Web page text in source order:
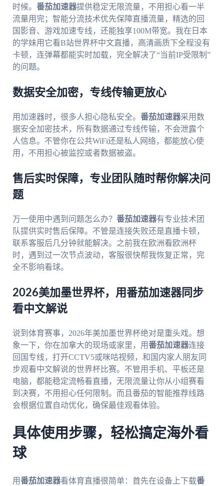
时候。 番茄加速器提供稳定无限流量，不用担心看一半
流量用完；智能分流技术优先保障直播流量，精选的回
国影音、游戏加速专线，还能独享100M带宽。我在日本
的学妹用它看B站世界杯中文直播，高清画质下全程没有
卡顿，连弹幕都能实时加载，完全解决了“当前IP受限制”
的问题。
数据安全加密，专线传输更放心
用加速器时，很多人担心隐私安全。 番茄加速器采用数
据安全加密技术，所有数据通过专线传输，不会泄露个
人信息。不管你在公共WiFi还是私人网络，都能放心使
用，不用担心被监控或者数据被盗。
售后实时保障，专业团队随时帮你解决问
题
万一使用中遇到问题怎么办？ 番茄加速器有专业技术团
队提供实时售后保障。不管是连接失败还是直播卡顿，
联系客服后几分钟就能解决。之前我在欧洲看欧洲杯
时，遇到过一次节点波动，客服很快帮我恢复正常，完
全不影响看球。
2026美加墨世界杯，用番茄加速器同步
看中文解说
说到体育赛事，2026年美加墨世界杯绝对是重头戏。想
象一下，你在加拿大的现场或家里，用番茄加速器连接
回国专线，打开CCTV5或咪咕视频，和国内家人朋友同
步观看中文解说的世界杯比赛。不管用手机、平板还是
电脑，都能稳定流畅看直播，无限流量让你从小组赛看
到决赛，不用担心任何限制。而且番茄的智能推荐线路
会根据位置自动优化，确保最佳观看体验。
具体使用步骤，轻松搞定海外看
球
用番茄加速器看体育直播很简单：首先在设备上下载番